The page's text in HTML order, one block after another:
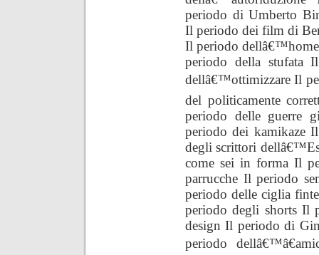
periodo di Umberto
Il periodo dei film di
Il periodo dellâ€™home
periodo della stufata
dellâ€™ottimizzare Il
del politicamente
periodo delle guerre
periodo dei kamikaze
degli scrittori
come sei in forma Il
parrucche Il periodo
periodo delle ciglia
periodo degli shorts Il
design Il periodo di
periodo